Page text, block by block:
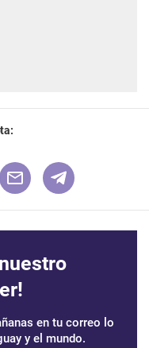
en tu correo lo
y el mundo.